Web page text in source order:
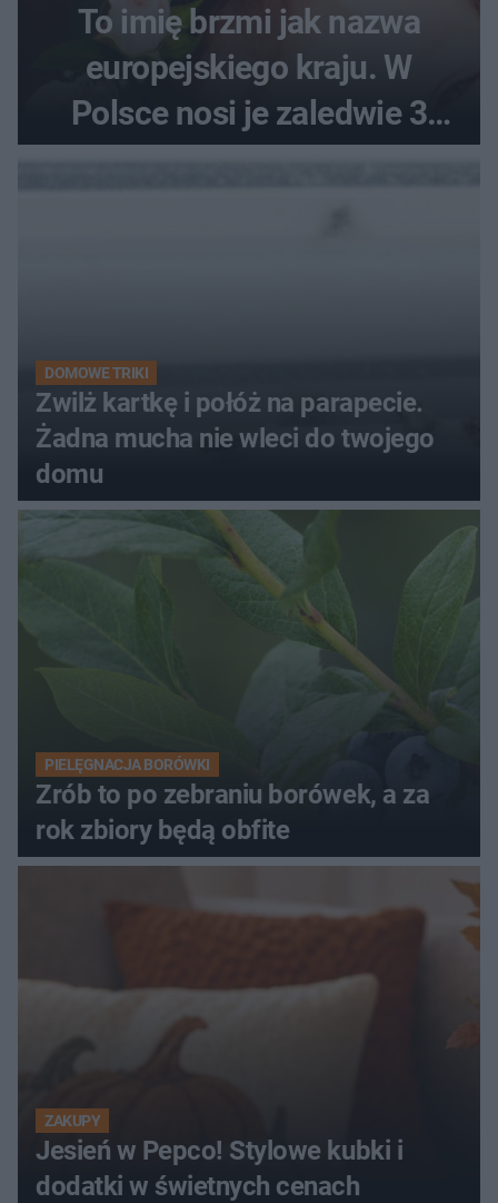
To imię brzmi jak nazwa
europejskiego kraju. W
Polsce nosi je zaledwie 3
kobiety
DOMOWE TRIKI
Zwilż kartkę i połóż na parapecie.
Żadna mucha nie wleci do twojego
domu
PIELĘGNACJA BORÓWKI
Zrób to po zebraniu borówek, a za
rok zbiory będą obfite
ZAKUPY
Jesień w Pepco! Stylowe kubki i
dodatki w świetnych cenach